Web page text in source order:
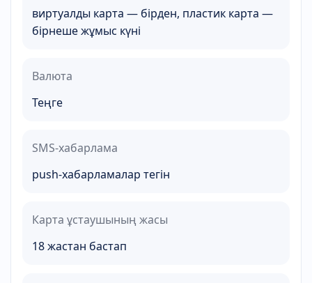
виртуалды карта — бірден, пластик карта —
бірнеше жұмыс күні
Валюта
Теңге
SMS-хабарлама
push-хабарламалар тегін
Карта ұстаушының жасы
18 жастан бастап